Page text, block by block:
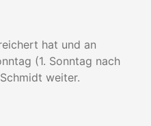
hat und an
(1. Sonntag nach
weiter.